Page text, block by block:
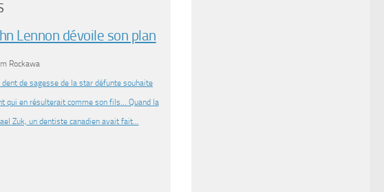
Lennon dévoile son plan
Rockawa
de sagesse de la star défunte souhaite
qui en résulterait comme son fils… Quand la
Zuk, un dentiste canadien avait fait…